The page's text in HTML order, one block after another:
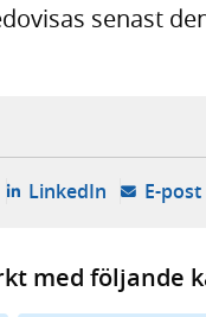
senast
i ny flik, extern
i ny flik,
LinkedIn- öppnas i
E-post
med följande